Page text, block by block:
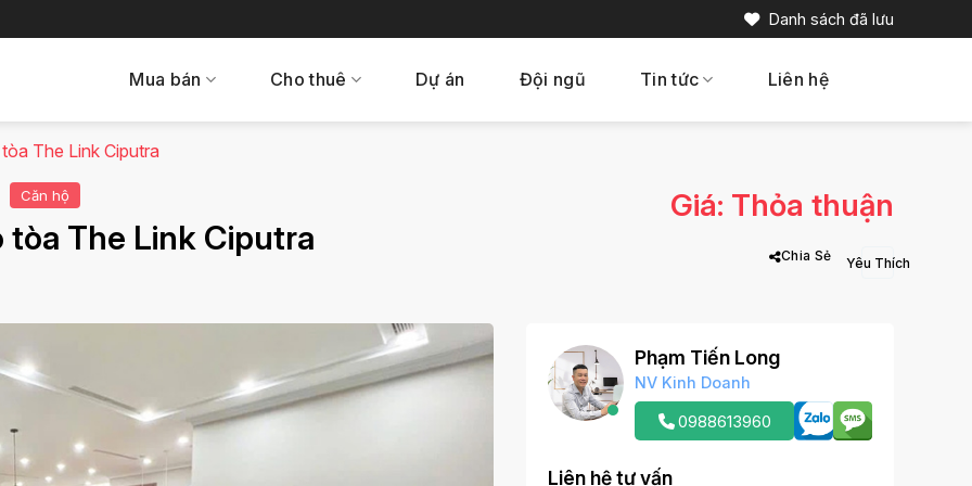
Danh sách đã lưu
Mua bán Cho thuê Dự án Đội ngũ Tin tức Liên hệ
The Link Ciputra
Căn hộ
tòa The Link Ciputra
Giá: Thỏa thuận
Chia Sẻ
Phạm Tiến Long
NV Kinh Doanh
0988613960
Liên hệ tư vấn